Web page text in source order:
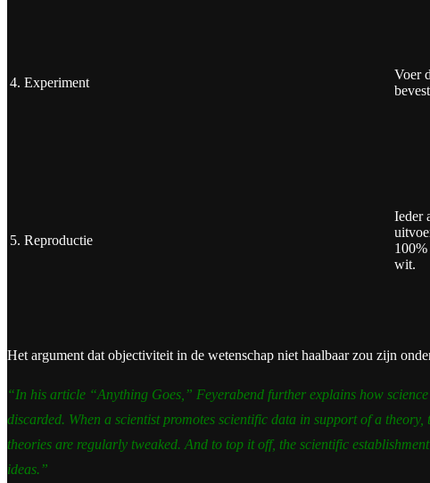
4. Experiment
Voer
5. Reproductie
Ieder
100%
wit.
Het argument dat objectiviteit in de wetenschap niet haalbaar zou zijn
“In his article “Anything Goes,” Feyerabend further explains how
discarded. When a scientist promotes scientific data in support of a
theories are regularly tweaked. And to top it off, the scientific
ideas.”